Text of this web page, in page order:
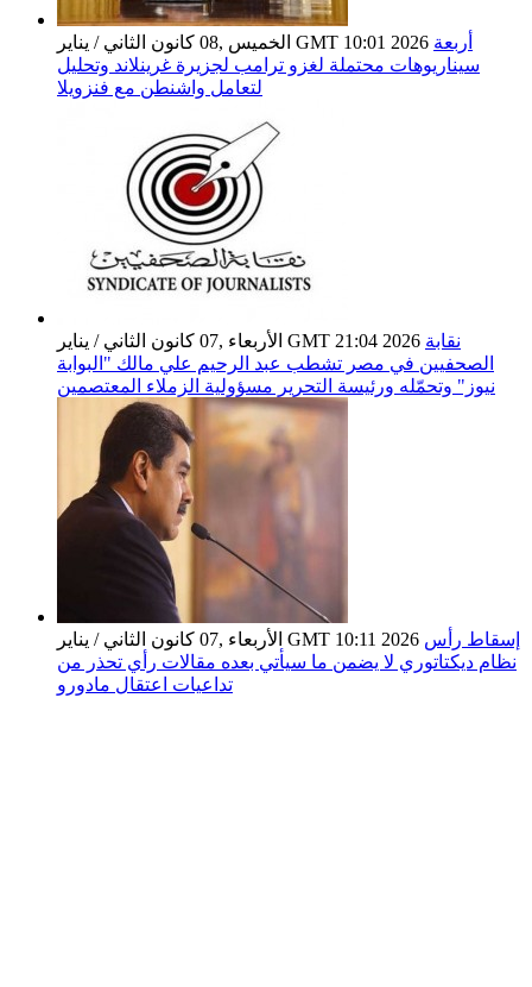
الخميس ,08 كانون الثاني / يناير GMT 10:01 2026 أربعة
سيناريوهات محتملة لغزو ترامب لجزيرة غرينلاند وتحليل
لتعامل واشنطن مع فنزويلا
الأربعاء ,07 كانون الثاني / يناير GMT 21:04 2026 نقابة
الصحفيين في مصر تشطب عبد الرحيم علي مالك "البوابة
نيوز" وتحمّله ورئيسة التحرير مسؤولية الزملاء المعتصمين
الأربعاء ,07 كانون الثاني / يناير GMT 10:11 2026 إسقاط رأس
نظام ديكتاتوري لا يضمن ما سيأتي بعده مقالات رأي تحذر من
تداعيات اعتقال مادورو